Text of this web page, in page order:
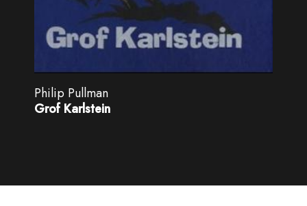
Philip Pullman
Grof Karlstein